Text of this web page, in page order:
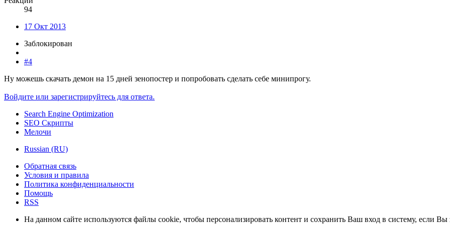
94
17 Окт 2013
Заблокирован
#4
Ну можешь скачать демон на 15 дней зенопостер и попробовать сделать себе минипрогу.
Войдите или зарегистрируйтесь для ответа.
Search Engine Optimization
SEO Скрипты
Мелочи
Russian (RU)
Обратная связь
Условия и правила
Политика конфиденциальности
Помощь
RSS
На данном сайте используются файлы cookie, чтобы персонализировать контент и сохранить Ваш вход в систему, если Вы